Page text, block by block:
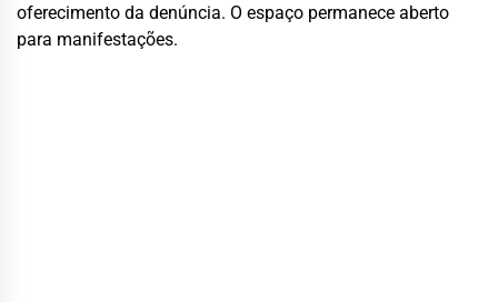
oferecimento da denúncia. O espaço permanece aberto
para manifestações.